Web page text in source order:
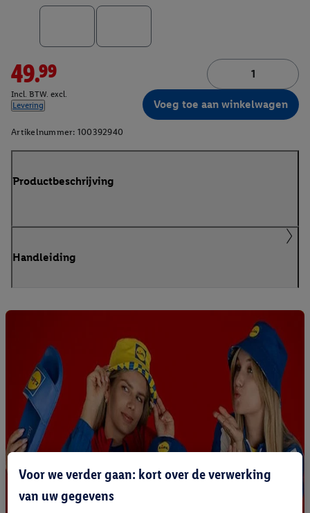
49.99
Incl. BTW. excl.
Levering
Voeg toe aan winkelwagen
Artikelnummer: 100392940
Productbeschrijving
Handleiding
Voor we verder gaan: kort over de verwerking
van uw gegevens